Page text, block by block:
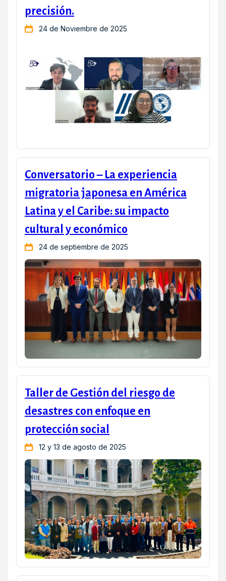
precisión.
24 de Noviembre de 2025
Conversatorio – La experiencia
migratoria japonesa en América
Latina y el Caribe: su impacto
cultural y económico
24 de septiembre de 2025
Taller de Gestión del riesgo de
desastres con enfoque en
protección social
12 y 13 de agosto de 2025